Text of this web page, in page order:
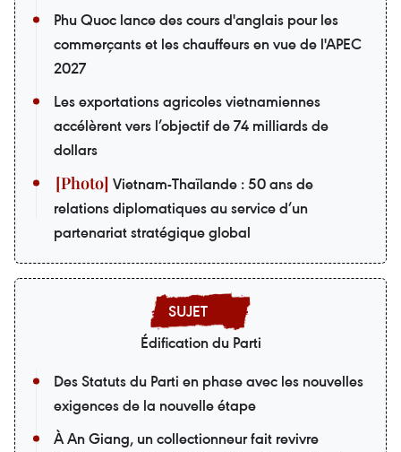
Phu Quoc lance des cours d'anglais pour les
commerçants et les chauffeurs en vue de l'APEC
2027
Les exportations agricoles vietnamiennes
accélèrent vers l’objectif de 74 milliards de
dollars
Vietnam-Thaïlande : 50 ans de
relations diplomatiques au service d’un
partenariat stratégique global
Édification du Parti
Des Statuts du Parti en phase avec les nouvelles
exigences de la nouvelle étape
À An Giang, un collectionneur fait revivre